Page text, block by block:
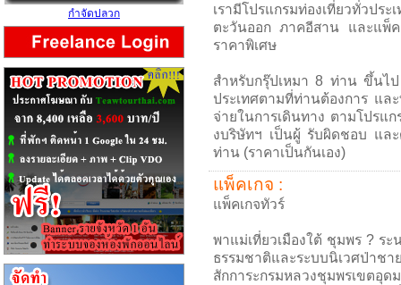
เรามีโปรแกรมท่องเที่ยวทั่วปร
ตะวันออก ภาคอีสาน และแพ็ค
ราคาพิเศษ
สำหรับกรุ๊ปเหมา 8 ท่าน ขึ้นไป
ประเทศตามที่ท่านต้องการ แ
จ่ายในการเดินทาง ตามโปรแ
งบริษัทฯ เป็นผู้ รับผิดชอบ แล
ท่าน (ราคาเป็นกันเอง)
แพ็คเกจ :
แพ็คเกจทัวร์
พาแม่เที่ยวเมืองใต้ ชุมพร ? ร
ธรรมชาติและระบบนิเวศป่าช
สักการะกรมหลวงชุมพรเขต
กำจัดปลวก